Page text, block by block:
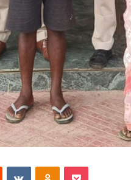
Reddit VKontakteOdnoklassniki
Pocket